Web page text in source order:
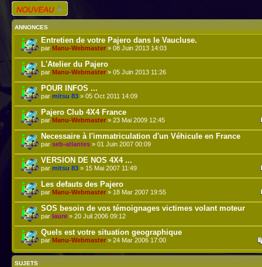
Écrire un nouveau
sujet
ANNONCES
Entretien de votre Pajero dans le Vaucluse.
par Manu-Webmaster » 08 Juin 2013 14:03
L'Atelier du Pajero
par Manu-Webmaster » 05 Juin 2013 11:26
POUR INFOS ...
par mitsu 83 » 05 Oct 2011 14:09
Pajero Club 4X4 France
par Manu-Webmaster » 23 Mai 2009 12:45
Necessaire à l'immatriculation d'un Véhicule en France
par seb-atlantes » 01 Juin 2007 00:09
VERSION DE NOS 4X4 ...
par mitsu 83 » 15 Mai 2007 11:49
Les defauts des Pajero
par Manu-Webmaster » 18 Mar 2007 19:55
SOS besoin de vos témoignages victimes volant moteur
par laure » 20 Juil 2006 09:12
Quels est votre situation geographique
par Manu-Webmaster » 24 Mar 2006 17:00
SUJETS